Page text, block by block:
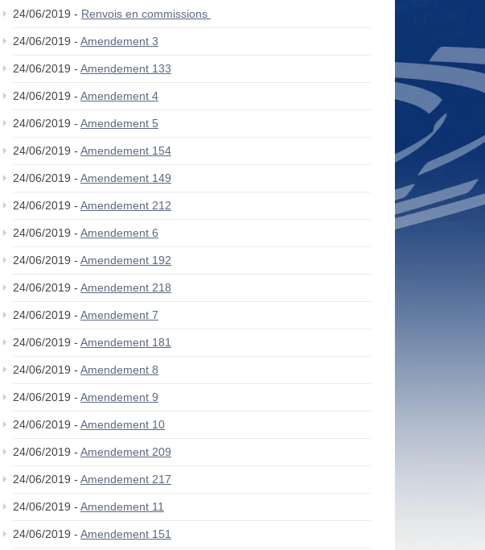
24/06/2019 - Renvois en commissions
24/06/2019 - Amendement 3
24/06/2019 - Amendement 133
24/06/2019 - Amendement 4
24/06/2019 - Amendement 5
24/06/2019 - Amendement 154
24/06/2019 - Amendement 149
24/06/2019 - Amendement 212
24/06/2019 - Amendement 6
24/06/2019 - Amendement 192
24/06/2019 - Amendement 218
24/06/2019 - Amendement 7
24/06/2019 - Amendement 181
24/06/2019 - Amendement 8
24/06/2019 - Amendement 9
24/06/2019 - Amendement 10
24/06/2019 - Amendement 209
24/06/2019 - Amendement 217
24/06/2019 - Amendement 11
24/06/2019 - Amendement 151